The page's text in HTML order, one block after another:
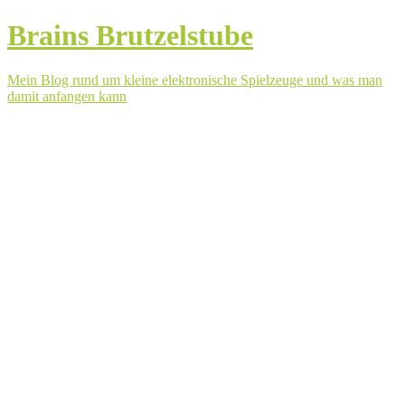
Brains Brutzelstube
Mein Blog rund um kleine elektronische Spielzeuge und was man
damit anfangen kann